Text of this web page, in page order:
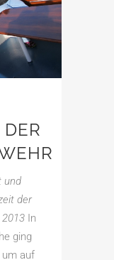
und
der
In
ging
um auf